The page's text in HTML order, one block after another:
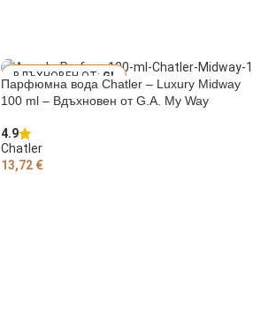
GI
ORGIO A. MY WAY
Парфюмна вода Chatler – Luxury Midway
100 ml – Вдъхновен от G.A. My Way
4.9
Chatler
13,72 €